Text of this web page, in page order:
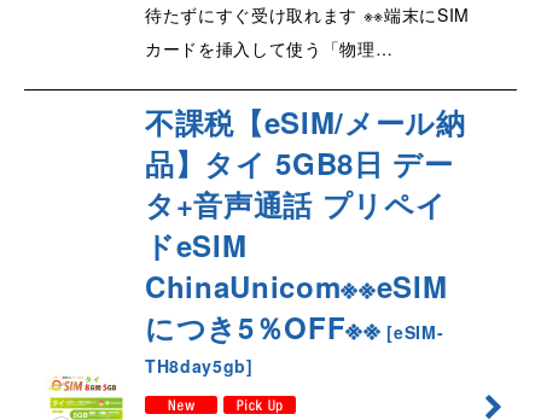
待たずにすぐ受け取れます ※※端末にSIM
カードを挿入して使う「物理…
不課税【eSIM/メール納
品】タイ 5GB8日 デー
タ+音声通話 プリペイ
ドeSIM
ChinaUnicom※※eSIM
につき5％OFF※※ [eSIM-
TH8day5gb]